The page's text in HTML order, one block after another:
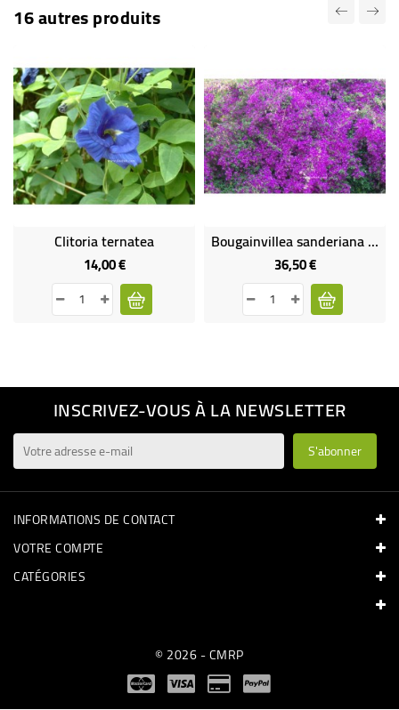
16 autres produits
Clitoria ternatea
14,00 €Prix
Bougainvillea sanderiana gros sujet
36,50 €Prix
INSCRIVEZ-VOUS À LA NEWSLETTER
INFORMATIONS DE CONTACT
VOTRE COMPTE
CATÉGORIES
© 2026 - CMRP